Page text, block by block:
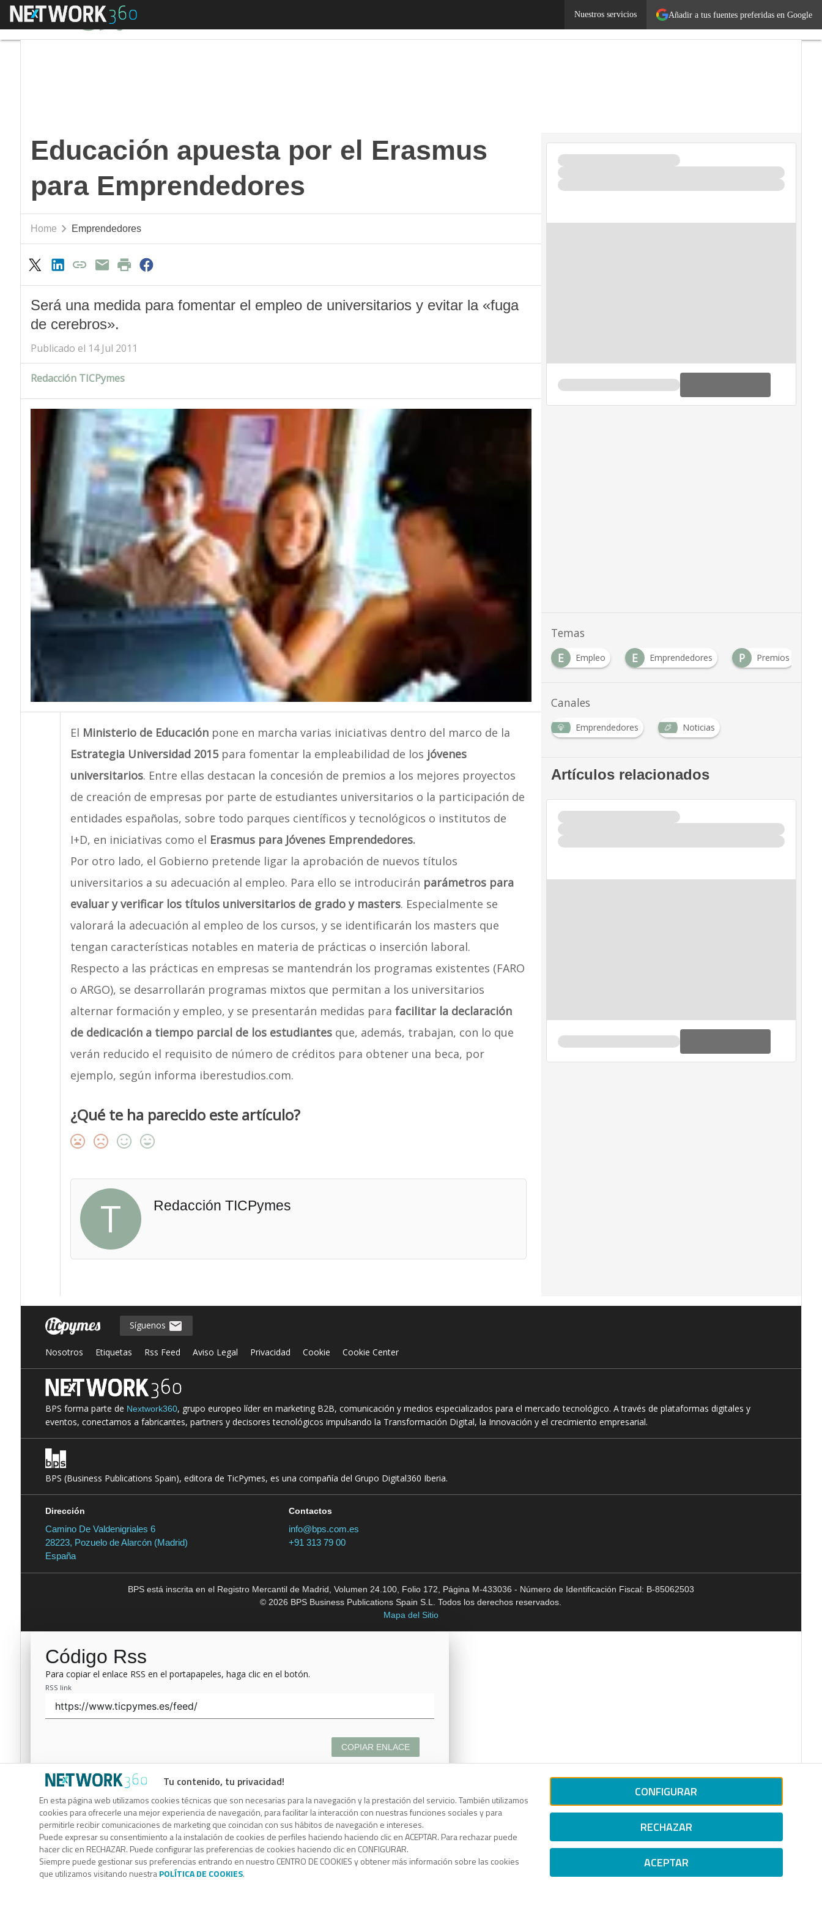
Añadir a tus fuentes preferidas en Google
Nuestros servicios
Menú LegislaciónTecnología
Educación apuesta por el Erasmus
para Emprendedores
Home Emprendedores
Será una medida para fomentar el empleo de universitarios y evitar la «fuga
de cerebros».
Publicado el 14 Jul 2011
Redacción TICPymes
El Ministerio de Educaciónpone en marcha varias iniciativas dentro del marco de la
Estrategia Universidad 2015 para fomentar la empleabilidad de los jóvenes
universitarios. Entre ellas destacan la concesión de premios a los mejores proyectos
de creación de empresas por parte de estudiantes universitarios o la participación de
entidades españolas, sobre todo parques científicos y tecnológicos o institutos de
I+D, en iniciativas como el Erasmus para Jóvenes Emprendedores.
Por otro lado, el Gobierno pretende ligar la aprobación de nuevos títulos
universitarios a su adecuación al empleo. Para ello se introducirán parámetros para
evaluar y verificar los títulos universitarios de grado y masters. Especialmente se
valorará la adecuación al empleo de los cursos, y se identificarán los masters que
tengan características notables en materia de prácticas o inserción laboral.
Respecto a las prácticas en empresas se mantendrán los programas existentes (FARO
o ARGO), se desarrollarán programas mixtos que permitan a los universitarios
alternar formación y empleo, y se presentarán medidas para facilitar la declaración
de dedicación a tiempo parcial de los estudiantesque, además, trabajan, con lo que
verán reducido el requisito de número de créditos para obtener una beca, por
ejemplo, según informa iberestudios.com.
¿Qué te ha parecido este artículo?
T Redacción TICPymes
Temas
E Empleo E Emprendedores P Premios
Canales
Emprendedores Noticias
Artículos relacionados
Tu contenido, tu privacidad!
En esta página web utilizamos cookies técnicas que son necesarias para la navegación y la prestación del servicio. También utilizamos
cookies para ofrecerle una mejor experiencia de navegación, para facilitar la interacción con nuestras funciones sociales y para
permitirle recibir comunicaciones de marketing que coincidan con sus hábitos de navegación e intereses.
Puede expresar su consentimiento a la instalación de cookies de perfiles haciendo haciendo clic en ACEPTAR. Para rechazar puede
hacer clic en RECHAZAR. Puede configurar las preferencias de cookies haciendo clic en CONFIGURAR.
Siempre puede gestionar sus preferencias entrando en nuestro CENTRO DE COOKIES y obtener más información sobre las cookies
que utilizamos visitando nuestraPOLÍTICA DE COOKIES.
CONFIGURAR
RECHAZAR
ACEPTAR
Síguenos
Nosotros Etiquetas Rss Feed Aviso Legal Privacidad Cookie Cookie Center
BPS forma parte de Nextwork360, grupo europeo líder en marketing B2B, comunicación y medios especializados para el mercado tecnológico. A través de plataformas digitales y
eventos, conectamos a fabricantes, partners y decisores tecnológicos impulsando la Transformación Digital, la Innovación y el crecimiento empresarial.
BPS (Business Publications Spain), editora de TicPymes, es una compañía del Grupo Digital360 Iberia.
Dirección
Camino De Valdenigriales 6
28223, Pozuelo de Alarcón (Madrid)
España
Contactos
info@bps.com.es
+91 313 79 00
BPS está inscrita en el Registro Mercantil de Madrid, Volumen 24.100, Folio 172, Página M-433036 - Número de Identificación Fiscal: B-85062503
© 2026 BPS Business Publications Spain S.L. Todos los derechos reservados.
Mapa del Sitio
Código Rss
Para copiar el enlace RSS en el portapapeles, haga clic en el botón.
RSS link
COPIAR ENLACE
Código Rss
Para copiar el enlace RSS en el portapapeles, haga clic en el botón.